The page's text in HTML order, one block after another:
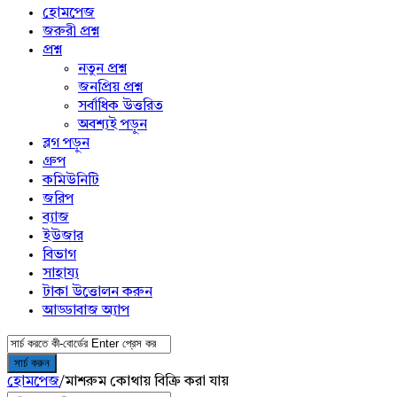
menu
হোমপেজ
জরুরী প্রশ্ন
প্রশ্ন
নতুন প্রশ্ন
জনপ্রিয় প্রশ্ন
সর্বাধিক উত্তরিত
অবশ্যই পড়ুন
ব্লগ পড়ুন
গ্রুপ
কমিউনিটি
জরিপ
ব্যাজ
ইউজার
বিভাগ
সাহায্য
টাকা উত্তোলন করুন
আড্ডাবাজ অ্যাপ
হোমপেজ/মাশরুম কোথায় বিক্রি করা যায়